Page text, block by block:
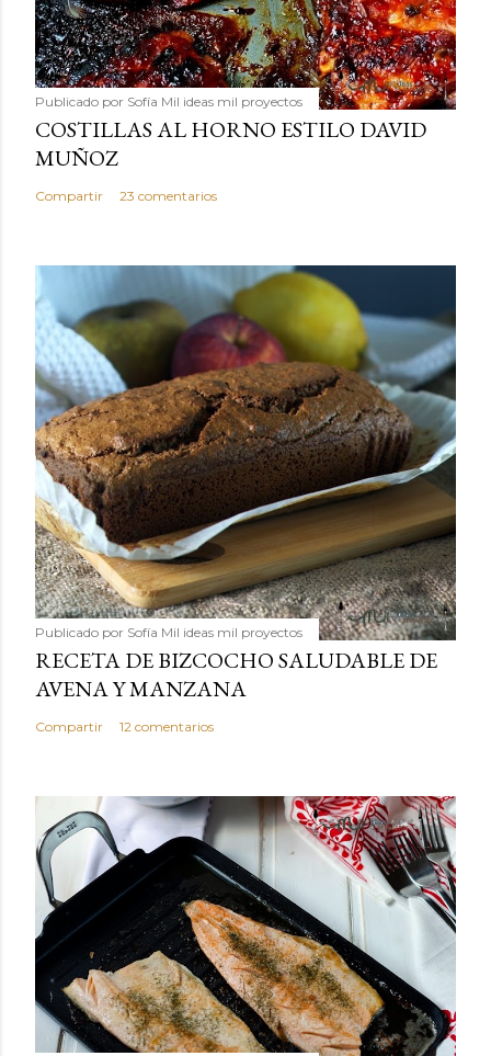
Publicado por Sofía Mil ideas mil proyectos
COSTILLAS AL HORNO ESTILO DAVID
MUÑOZ
Compartir 23 comentarios
Publicado por Sofía Mil ideas mil proyectos
RECETA DE BIZCOCHO SALUDABLE DE
AVENA Y MANZANA
Compartir 12 comentarios